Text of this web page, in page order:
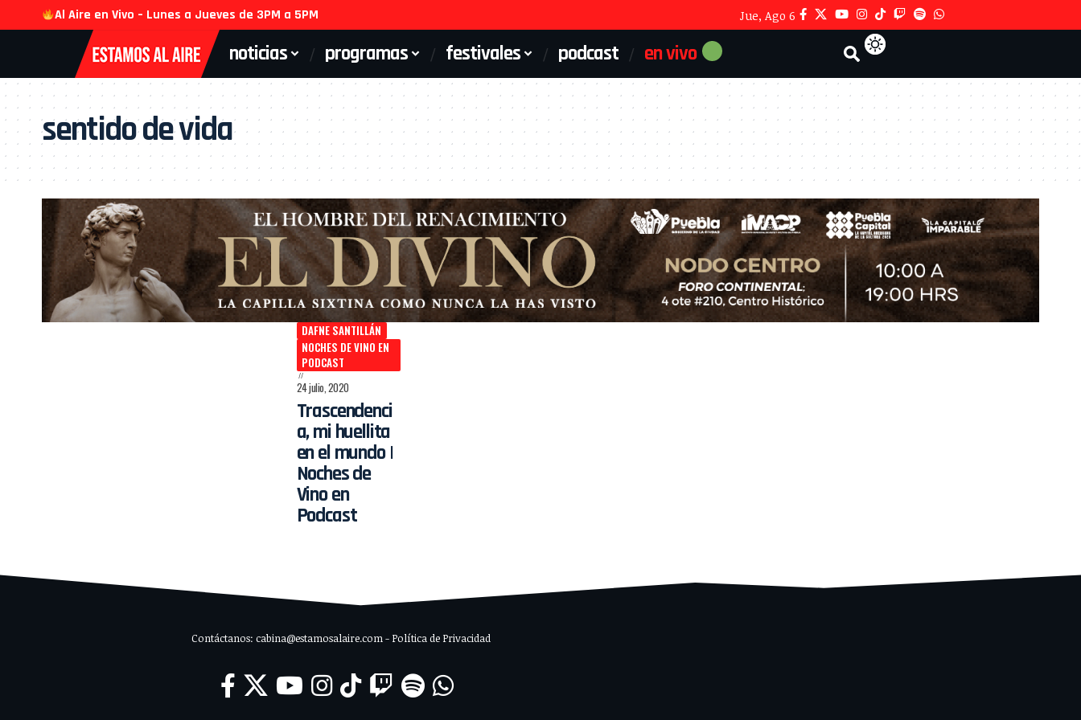
Al Aire en Vivo – Lunes a Jueves de 3PM a 5PM Jue, Ago 6
noticias programas festivales podcast en vivo
sentido de vida
DAFNE SANTILLÁN
NOCHES DE VINO EN
PODCAST
24 julio, 2020
Trascendenci
a, mi huellita
en el mundo |
Noches de
Vino en
Podcast
Contáctanos: cabina@estamosalaire.com - Política de Privacidad